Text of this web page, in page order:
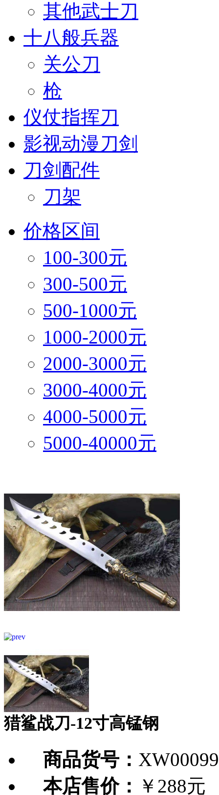
其他武士刀
十八般兵器
关公刀
枪
仪仗指挥刀
影视动漫刀剑
刀剑配件
刀架
价格区间
100-300元
300-500元
500-1000元
1000-2000元
2000-3000元
3000-4000元
4000-5000元
5000-40000元
猎鲨战刀-12寸高锰钢
商品货号：
本店售价： ￥288元